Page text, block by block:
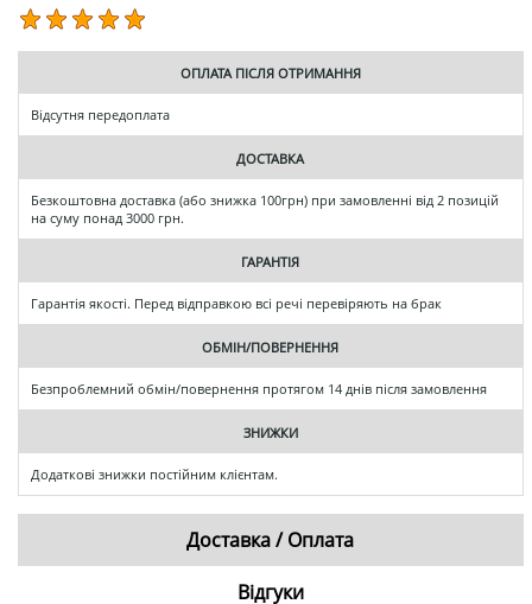
ОПЛАТА ПІСЛЯ ОТРИМАННЯ
Відсутня передоплата
ДОСТАВКА
Безкоштовна доставка (або знижка 100грн) при замовленні від 2 позицій
на суму понад 3000 грн.
ГАРАНТІЯ
Гарантія якості. Перед відправкою всі речі перевіряють на брак
ОБМІН/ПОВЕРНЕННЯ
Безпроблемний обмін/повернення протягом 14 днів після замовлення
ЗНИЖКИ
Додаткові знижки постійним клієнтам.
Доставка / Оплата
Відгуки